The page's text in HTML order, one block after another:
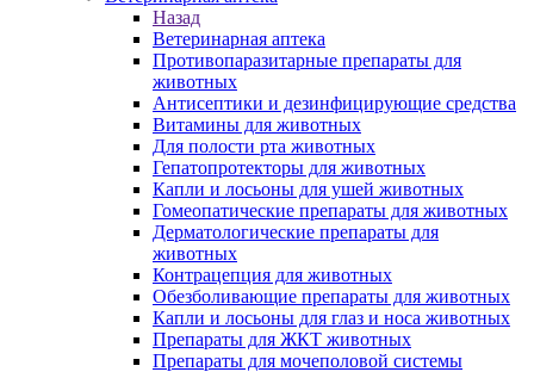
Назад
Ветеринарная аптека
Противопаразитарные препараты для
животных
Антисептики и дезинфицирующие средства
Витамины для животных
Для полости рта животных
Гепатопротекторы для животных
Капли и лосьоны для ушей животных
Гомеопатические препараты для животных
Дерматологические препараты для
животных
Контрацепция для животных
Обезболивающие препараты для животных
Капли и лосьоны для глаз и носа животных
Препараты для ЖКТ животных
Препараты для мочеполовой системы